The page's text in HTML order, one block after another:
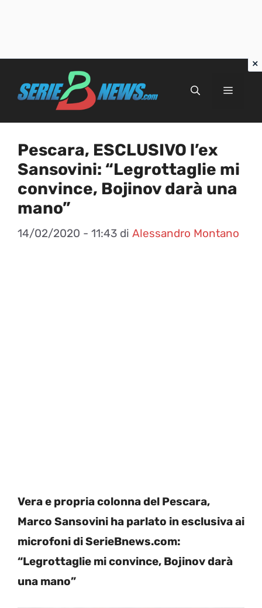
Menu
Pescara, ESCLUSIVO l’ex
Sansovini: “Legrottaglie mi
convince, Bojinov darà una
mano”
14/02/2020 - 11:43 di Alessandro Montano
Vera e propria colonna del Pescara,
Marco Sansovini ha parlato in esclusiva ai
microfoni di SerieBnews.com:
“Legrottaglie mi convince, Bojinov darà
una mano”